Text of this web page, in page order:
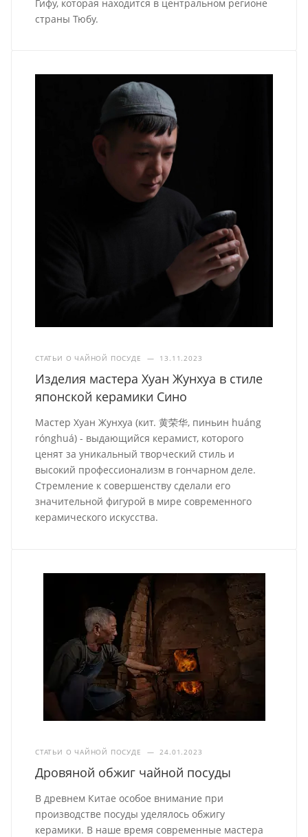
Гифу, которая находится в центральном регионе
страны Тюбу.
СТАТЬИ О ЧАЙНОЙ ПОСУДЕ — 13.11.2023
Изделия мастера Хуан Жунхуа в стиле
японской керамики Сино
Мастер Хуан Жунхуа (кит. 黄荣华, пиньин huáng
rónghuá) - выдающийся керамист, которого
ценят за уникальный творческий стиль и
высокий профессионализм в гончарном деле.
Стремление к совершенству сделали его
значительной фигурой в мире современного
керамического искусства.
СТАТЬИ О ЧАЙНОЙ ПОСУДЕ — 24.01.2023
Дровяной обжиг чайной посуды
В древнем Китае особое внимание при
производстве посуды уделялось обжигу
керамики. В наше время современные мастера